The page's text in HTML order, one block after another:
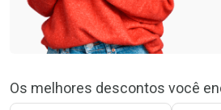
Os melhores descontos você